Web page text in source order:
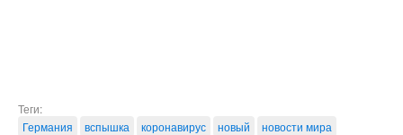
Теги:
Германия
вспышка коронавирус новый новости мира